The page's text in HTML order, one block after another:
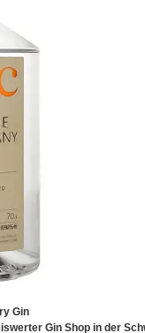
Gin
Gin Shop in der